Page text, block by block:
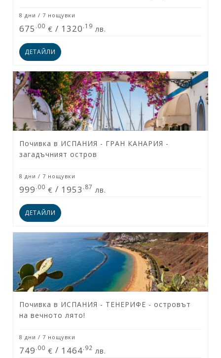
8 дни / 7 нощувки
675 .00 € / 1320.19 лв.
ДЕТАЙЛИ
Почивка в ИСПАНИЯ - ГРАН КАНАРИЯ -
загадъчният остров
8 дни / 7 нощувки
999.00 € / 1953 .87 лв.
ДЕТАЙЛИ
Почивка в ИСПАНИЯ - ТЕНЕРИФЕ - островът
на вечното лято!
8 дни / 7 нощувки
749.00 € / 1464.92 лв.